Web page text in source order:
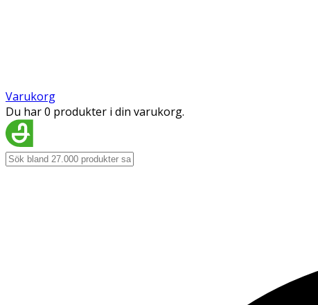
Varukorg
Du har 0 produkter i din varukorg.